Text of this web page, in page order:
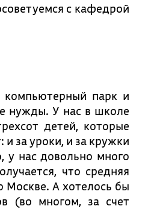
с кафедрой
парк и
нужды. У нас в школе
детей, которые
за уроки, и за кружки
у нас довольно много
что средняя
Москве. А хотелось бы
(во многом, за счет